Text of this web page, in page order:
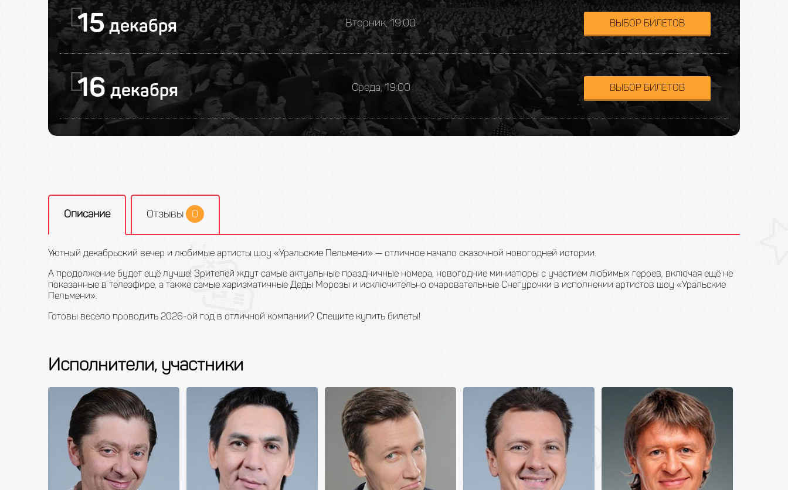
15декабря Вторник, 19:00 ВЫБОР БИЛЕТОВ
16декабря Среда, 19:00 ВЫБОР БИЛЕТОВ
Описание Отзывы 0
Уютный декабрьский вечер и любимые артисты шоу «Уральские Пельмени» — отличное начало сказочной новогодней истории.
А продолжение будет ещё лучше! Зрителей ждут самые актуальные праздничные номера, новогодние миниатюры с участием любимых героев, включая ещё не
показанные в телеэфире, а также самые харизматичные Деды Морозы и исключительно очаровательные Снегурочки в исполнении артистов шоу «Уральские
Пельмени».
Готовы весело проводить 2026-ой год в отличной компании? Спешите купить билеты!
Исполнители, участники